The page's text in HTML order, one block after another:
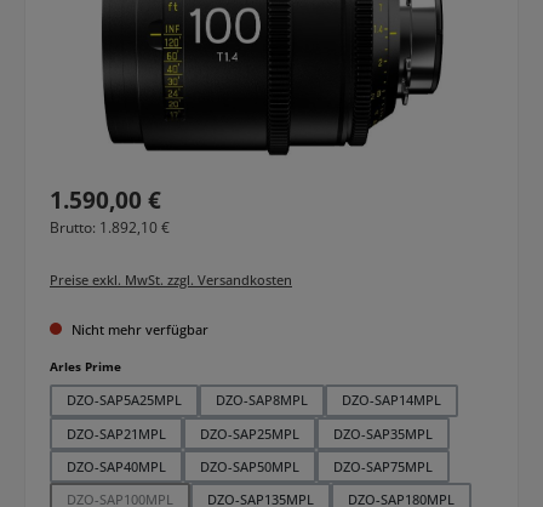
Regulärer Preis:
1.590,00 €
Brutto: 1.892,10 €
Preise exkl. MwSt. zzgl. Versandkosten
Nicht mehr verfügbar
Arles Primeauswählen
DZO-SAP5A25MPL DZO-SAP8MPL
DZO-SAP14MPL
DZO-SAP21MPL
DZO-SAP25MPL
DZO-SAP35MPL
DZO-SAP40MPL
DZO-SAP50MPL
DZO-SAP75MPL
DZO-SAP100MPL
DZO-SAP135MPL DZO-SAP180MPL